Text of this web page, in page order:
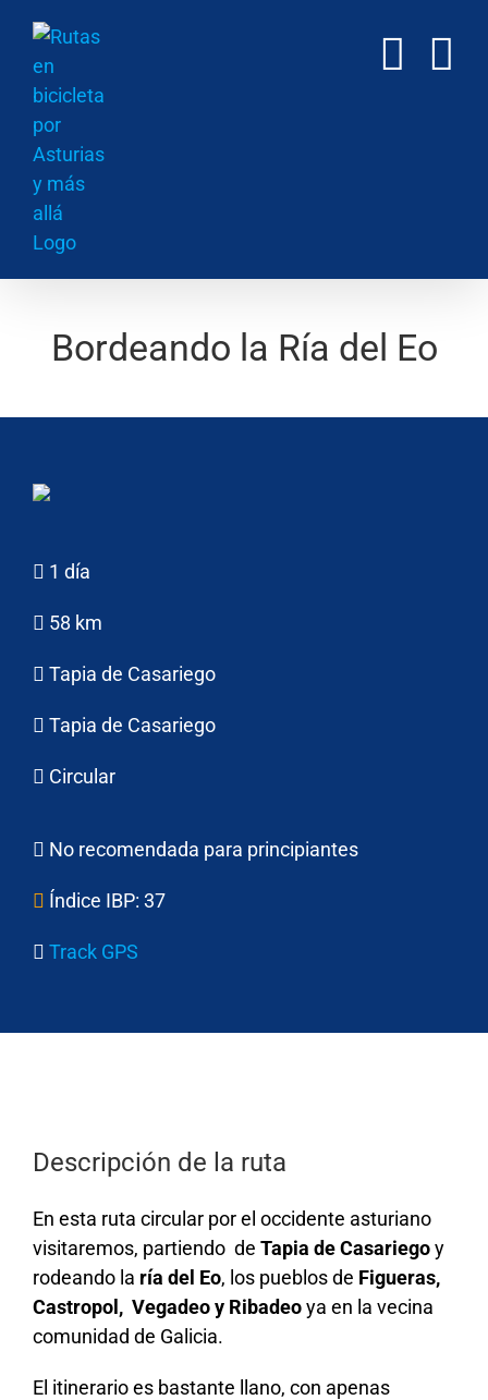
contenido
Bordeando la Ría del Eo
1 día
58 km
Tapia de Casariego
Tapia de Casariego
Circular
No recomendada para principiantes
Índice IBP: 37
Track GPS
Descripción de la ruta
En esta ruta circular por el occidente asturiano
visitaremos, partiendo de Tapia de Casariegoy
rodeando la ría del Eo, los pueblos de Figueras,
Castropol, Vegadeo y Ribadeoya en la vecina
comunidad de Galicia.
El itinerario es bastante llano, con apenas